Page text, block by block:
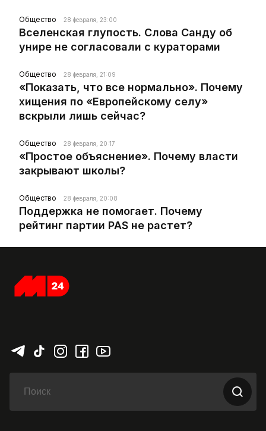
Общество 28 февраля, 23:00
Вселенская глупость. Слова Санду об
унире не согласовали с кураторами
Общество 28 февраля, 21:09
«Показать, что все нормально». Почему
хищения по «Европейскому селу»
вскрыли лишь сейчас?
Общество 28 февраля, 20:17
«Простое объяснение». Почему власти
закрывают школы?
Общество 28 февраля, 20:08
Поддержка не помогает. Почему
рейтинг партии PAS не растет?